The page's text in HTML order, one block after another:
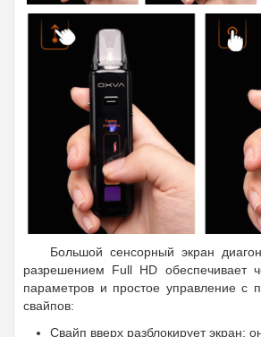
Большой сенсорный экран
разрешением Full HD обеспечивает
параметров и простое управление с
свайпов:
Свайп вверх разблокирует экран;